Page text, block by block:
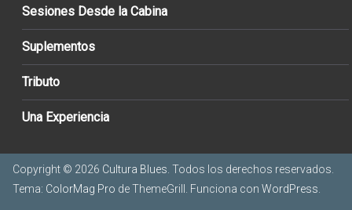
Sesiones Desde la Cabina
Suplementos
Tributo
Una Experiencia
Copyright © 2026 Cultura Blues . Todos los derechos reservados.
Tema: ColorMag Pro de ThemeGrill. Funciona con WordPress